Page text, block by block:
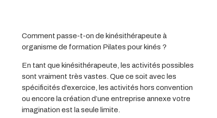
Comment passe-t-on de kinésithérapeute à
organisme de formation Pilates pour kinés ?
En tant que kinésithérapeute, les activités possibles
sont vraiment très vastes. Que ce soit avec les
spécificités d’exercice, les activités hors convention
ou encore la création d’une entreprise annexe votre
imagination est la seule limite.